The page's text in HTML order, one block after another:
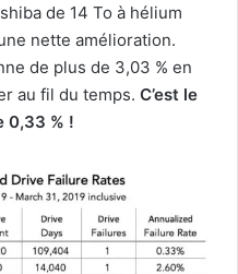
de 14 To à hélium
nette amélioration.
de plus de 3,03 % en
au fil du temps. C’est le
0,33 % !